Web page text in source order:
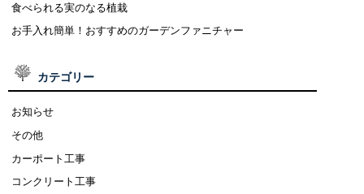
食べられる実のなる植栽
お手入れ簡単！おすすめのガーデンファニチャー
カテゴリー
お知らせ
その他
カーポート工事
コンクリート工事